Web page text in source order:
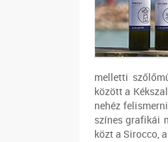
melletti
között a
nehéz
színes grafikái
közt a Sirocco,